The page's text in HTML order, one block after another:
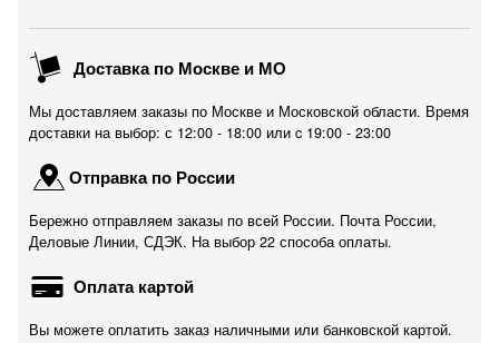
Доставка по Москве и МО
Мы доставляем заказы по Москве и Московской области. Время
доставки на выбор: с 12:00 - 18:00 или c 19:00 - 23:00
Отправка по России
Бережно отправляем заказы по всей России. Почта России,
Деловые Линии, СДЭК. На выбор 22 способа оплаты.
Оплата картой
Вы можете оплатить заказ наличными или банковской картой.